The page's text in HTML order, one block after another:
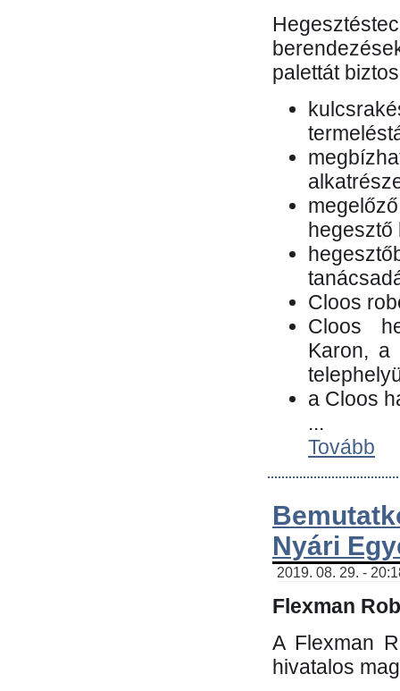
palettát
hegesztő
Cloos
Cloos
Karon, a
a Cloos
...
Tovább
Nyári
2019. 08. 29. -
Flexman
A Flexman
hivatalos